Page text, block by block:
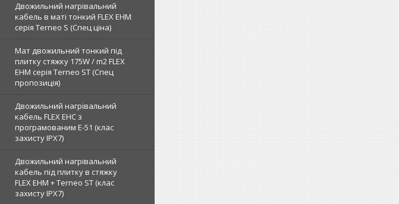
Двожильний нагрівальний
кабель в маті тонкий FLEX EHM
серія Terneo S (Спец ціна)
Мат двожильний тонкий під
плитку стяжку 175W / m2 FLEX
EHM серія Terneo SТ (Спец
пропозиція)
Двожильний нагрівальний
кабель FLEX EHС з
програмованим E-51 (клас
захисту IPX7)
Двожильний нагрівальний
кабель під плитку в стяжку
FLEX EHM + Terneo ST (клас
захисту IPX7)